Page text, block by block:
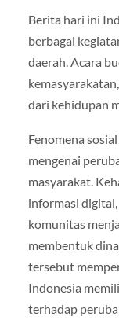
Berita hari ini
berbagai
daerah. Acara
dari kehidupan
Fenomena
mengenai
masyarakat.
informasi
komunitas
membentuk
tersebut
Indonesia
terhadap